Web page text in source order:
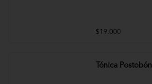
$19.000
Tónica Postobón